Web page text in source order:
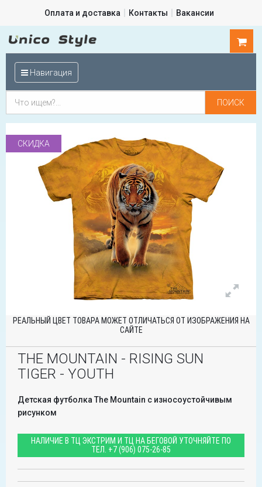
Оплата и доставка Контакты Вакансии
Навигация
СКИДКА
РЕАЛЬНЫЙ ЦВЕТ ТОВАРА МОЖЕТ ОТЛИЧАТЬСЯ ОТ ИЗОБРАЖЕНИЯ НА
САЙТЕ
THE MOUNTAIN - RISING SUN
TIGER - YOUTH
Детская футболка The Mountain с износоустойчивым
рисунком
НАЛИЧИЕ В ТЦ ЭКСТРИМ И ТЦ НА БЕГОВОЙ УТОЧНЯЙТЕ ПО
ТЕЛ. +7 (906) 075-26-85